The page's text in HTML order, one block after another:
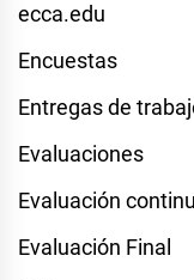
ecca.edu
Encuestas
Entregas de
Evaluaciones
Evaluación
Evaluación Final